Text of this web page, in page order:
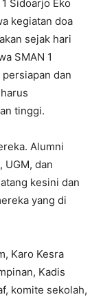
Sidoarjo Eko
kegiatan doa
sejak hari
SMAN 1
dan
tinggi.
Alumni
UGM, dan
kesini dan
yang di
Karo Kesra
Kadis
komite sekolah,